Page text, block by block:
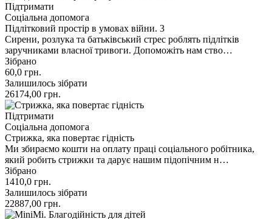
Підтримати
Соціальна допомога
Підлітковий простір в умовах війни. 3
Сирени, розлука та батьківський стрес роблять підлітків
заручниками власної тривоги. Допоможіть нам ство…
Зібрано
60,0 грн.
Залишилось зібрати
26174,00 грн.
Підтримати
Соціальна допомога
Стрижка, яка повертає гідність
Ми збираємо кошти на оплату праці соціального робітника,
який робить стрижки та дарує нашим підопічним н…
Зібрано
1410,0 грн.
Залишилось зібрати
22887,00 грн.